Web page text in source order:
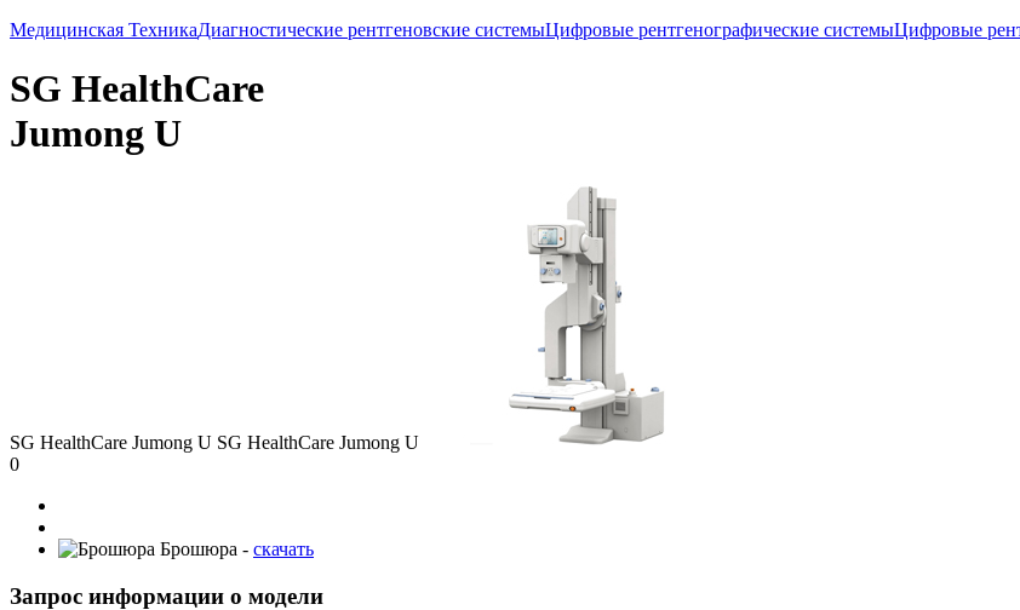
Медицинская ТехникаДиагностические рентгеновские системыЦифровые рентгенографические системыЦифровые
SG HealthCare
Jumong U
SG HealthCare Jumong U SG HealthCare Jumong U
0
Брошюра - скачать
Запрос информации о модели